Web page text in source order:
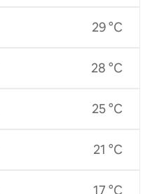
29 °C
28 °C
25 °C
21 °C
17 °C